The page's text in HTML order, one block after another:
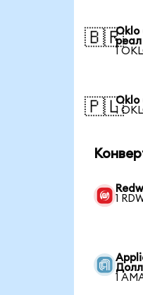
🇧🇷Oklo
реал
1
🇵🇱Oklo
1
1
1